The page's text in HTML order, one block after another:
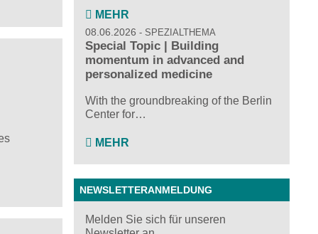
MEHR
08.06.2026 SPEZIALTHEMA
Special Topic | Building
momentum in advanced and
personalized medicine
With the groundbreaking of the Berlin
Center for…
MEHR
NEWSLETTERANMELDUNG
Melden Sie sich für unseren